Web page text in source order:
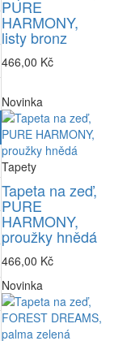
PURE
HARMONY,
listy bronz
466,00 Kč
Novinka
Tapety
Tapeta na zeď,
PURE
HARMONY,
proužky hnědá
466,00 Kč
Novinka